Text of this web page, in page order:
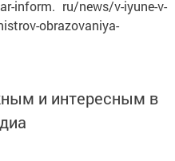
inform. ru/news/v-iyune-v-
obrazovaniya-
и интересным в